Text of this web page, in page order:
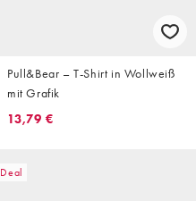
Pull&Bear – T-Shirt in Wollweiß
mit Grafik
13,79 €
Deal